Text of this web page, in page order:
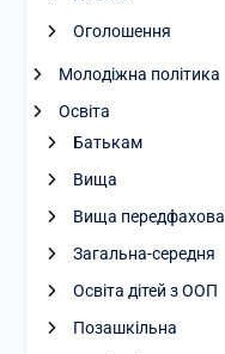
Оголошення
Молодіжна політика
Освіта
Батькам
Вища
Вища передфахова
Загальна-середня
Освіта дітей з ООП
Позашкільна